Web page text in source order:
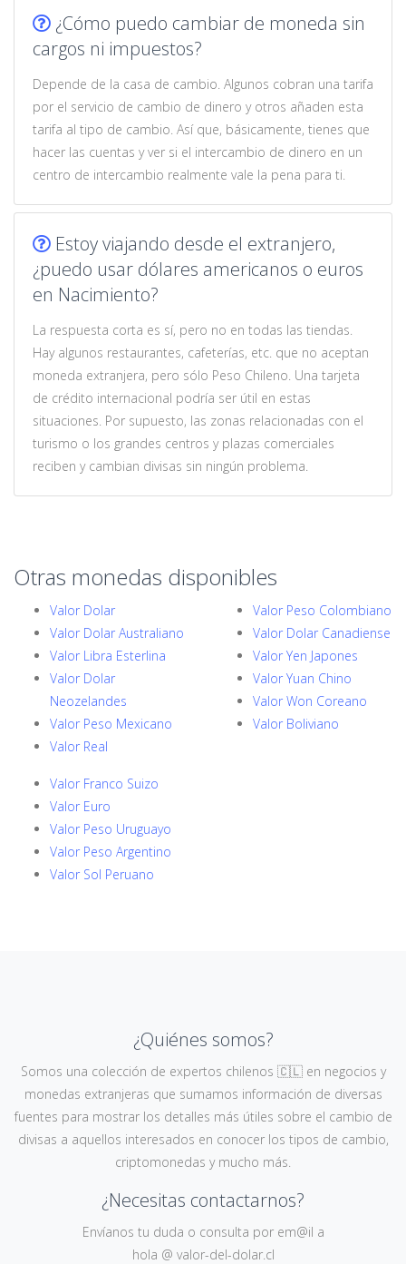
¿Cómo puedo cambiar de moneda sin
cargos ni impuestos?
Depende de la casa de cambio. Algunos cobran una tarifa
por el servicio de cambio de dinero y otros añaden esta
tarifa al tipo de cambio. Así que, básicamente, tienes que
hacer las cuentas y ver si el intercambio de dinero en un
centro de intercambio realmente vale la pena para ti.
Estoy viajando desde el extranjero,
¿puedo usar dólares americanos o euros
en Nacimiento?
La respuesta corta es sí, pero no en todas las tiendas.
Hay algunos restaurantes, cafeterías, etc. que no aceptan
moneda extranjera, pero sólo Peso Chileno. Una tarjeta
de crédito internacional podría ser útil en estas
situaciones. Por supuesto, las zonas relacionadas con el
turismo o los grandes centros y plazas comerciales
reciben y cambian divisas sin ningún problema.
Otras monedas disponibles
Valor Dolar
Valor Dolar Australiano
Valor Libra Esterlina
Valor Dolar
Neozelandes
Valor Peso Mexicano
Valor Real
Valor Peso Colombiano
Valor Dolar Canadiense
Valor Yen Japones
Valor Yuan Chino
Valor Won Coreano
Valor Boliviano
Valor Franco Suizo
Valor Euro
Valor Peso Uruguayo
Valor Peso Argentino
Valor Sol Peruano
¿Quiénes somos?
Somos una colección de expertos chilenos 🇨🇱 en negocios y
monedas extranjeras que sumamos información de diversas
fuentes para mostrar los detalles más útiles sobre el cambio de
divisas a aquellos interesados en conocer los tipos de cambio,
criptomonedas y mucho más.
¿Necesitas contactarnos?
Envíanos tu duda o consulta por em@il a
hola @ valor-del-dolar.cl